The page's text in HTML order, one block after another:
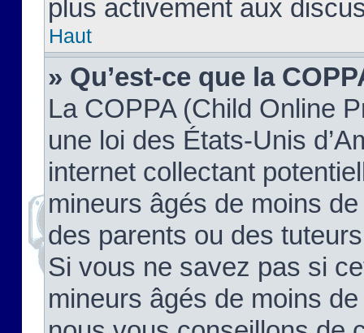
plus activement aux
Haut
» Qu’est-ce que la
La COPPA (Child Online
une loi des États-Unis
internet collectant
mineurs âgés de moins
des parents ou des
Si vous ne savez pas si
mineurs âgés de moins